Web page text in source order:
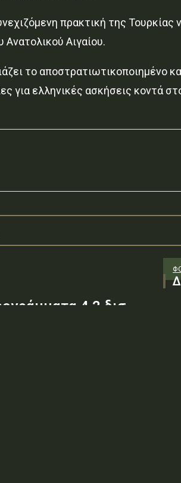
πρακτική της Τουρκίας
Αιγαίου.
το
για ελληνικές ασκήσεις κοντά
4,2 δισ.